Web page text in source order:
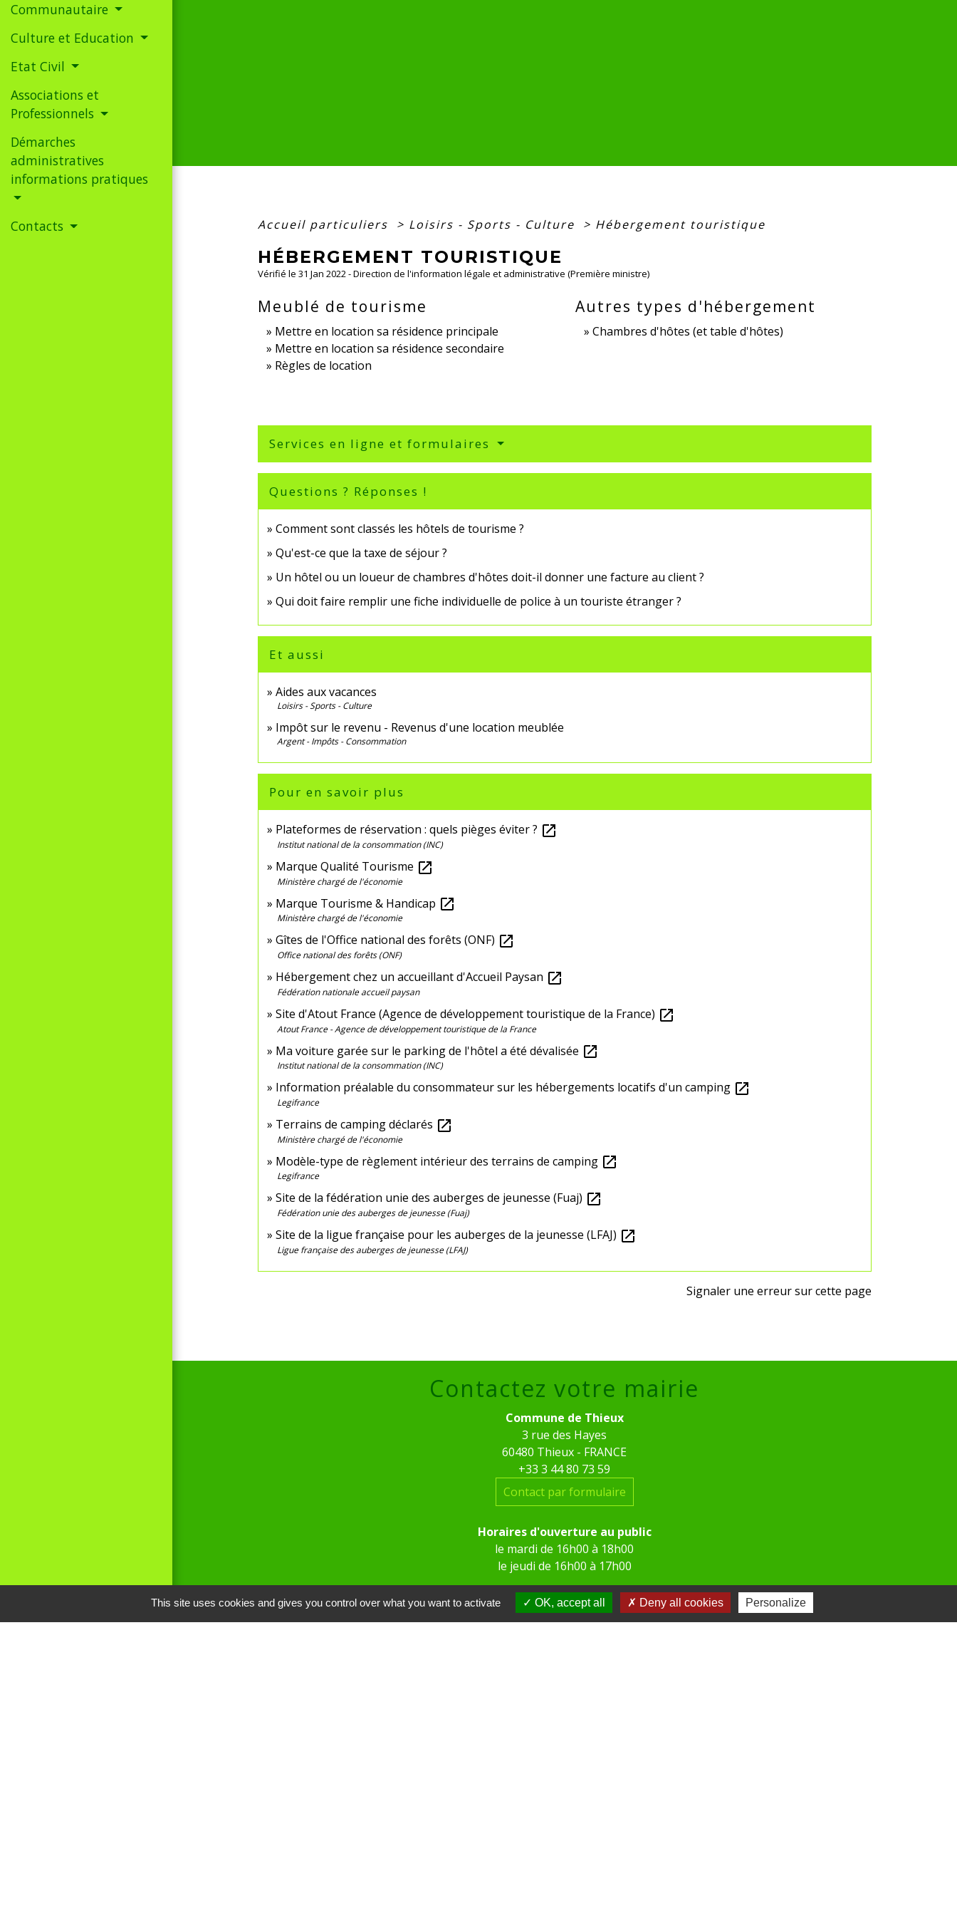
Communautaire
Culture et Education
Etat Civil
Associations et
Professionnels
Démarches
administratives
informations pratiques
Contacts Accueil particuliers > Loisirs - Sports - Culture > Hébergement touristique
HÉBERGEMENT TOURISTIQUE
Vérifié le 31 Jan 2022 - Direction de l'information légale et administrative (Première ministre)
Meublé de tourisme
Mettre en location sa résidence principale
Mettre en location sa résidence secondaire
Règles de location
Autres types d'hébergement
Chambres d'hôtes (et table d'hôtes)
Services en ligne et formulaires
Questions ? Réponses !
Comment sont classés les hôtels de tourisme ?
Qu'est-ce que la taxe de séjour ?
Un hôtel ou un loueur de chambres d'hôtes doit-il donner une facture au client ?
Qui doit faire remplir une fiche individuelle de police à un touriste étranger ?
Et aussi
Aides aux vacances
Loisirs - Sports - Culture
Impôt sur le revenu - Revenus d'une location meublée
Argent - Impôts - Consommation
Pour en savoir plus
Plateformes de réservation : quels pièges éviter ? open_in_new
Institut national de la consommation (INC)
Marque Qualité Tourisme open_in_new
Ministère chargé de l'économie
Marque Tourisme & Handicap open_in_new
Ministère chargé de l'économie
Gîtes de l'Office national des forêts (ONF) open_in_new
Office national des forêts (ONF)
Hébergement chez un accueillant d'Accueil Paysan open_in_new
Fédération nationale accueil paysan
Site d'Atout France (Agence de développement touristique de la France) open_in_new
Atout France - Agence de développement touristique de la France
Ma voiture garée sur le parking de l'hôtel a été dévalisée open_in_new
Institut national de la consommation (INC)
Information préalable du consommateur sur les hébergements locatifs d'un camping open_in_new
Legifrance
Terrains de camping déclarés open_in_new
Ministère chargé de l'économie
Modèle-type de règlement intérieur des terrains de camping open_in_new
Legifrance
Site de la fédération unie des auberges de jeunesse (Fuaj) open_in_new
Fédération unie des auberges de jeunesse (Fuaj)
Site de la ligue française pour les auberges de la jeunesse (LFAJ) open_in_new
Ligue française des auberges de jeunesse (LFAJ)
Signaler une erreur sur cette page
Contactez votre mairie
Commune de Thieux
3 rue des Hayes
60480 Thieux - FRANCE
+33 3 44 80 73 59
Contact par formulaire
Horaires d'ouverture au public
le mardi de 16h00 à 18h00
le jeudi de 16h00 à 17h00
This site uses cookies and gives you control over what you want to activate OK, accept all Deny all cookies Personalize